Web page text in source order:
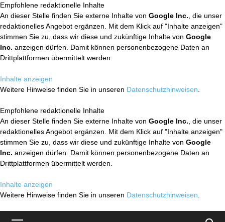
Empfohlene redaktionelle Inhalte
An dieser Stelle finden Sie externe Inhalte von Google Inc. , die unser
redaktionelles Angebot ergänzen. Mit dem Klick auf "Inhalte anzeigen"
stimmen Sie zu, dass wir diese und zukünftige Inhalte von Google
Inc. anzeigen dürfen. Damit können personenbezogene Daten an
Drittplattformen übermittelt werden.
Inhalte anzeigen
Weitere Hinweise finden Sie in unseren Datenschutzhinweisen
Empfohlene redaktionelle Inhalte
An dieser Stelle finden Sie externe Inhalte von Google Inc. , die unser
redaktionelles Angebot ergänzen. Mit dem Klick auf "Inhalte anzeigen"
stimmen Sie zu, dass wir diese und zukünftige Inhalte von Google
Inc. anzeigen dürfen. Damit können personenbezogene Daten an
Drittplattformen übermittelt werden.
Inhalte anzeigen
Weitere Hinweise finden Sie in unseren Datenschutzhinweisen